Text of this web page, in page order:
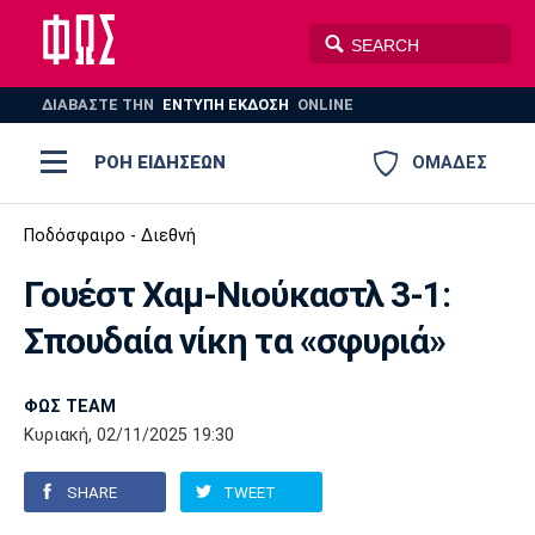
ΔΙΑΒΑΣΤΕ THN ΕΝΤΥΠΗ ΕΚΔΟΣΗ ONLINE
ΟΜΑΔΕΣ
ΡΟΗ ΕΙΔΗΣΕΩΝ
ΠΟΔΟΣΦΑΙΡΟ
ΠΟΛΟ
AUTO-MOTO
Ποδόσφαιρο
Super League 1
Super League 2
Γ Εθνική
Ελλάδα
Μπάσκετ
Ελλάδα
Εθνική
EuroLeague
Ολυμπιακοί Αγώνες
Βόλεϊ
Πόλο
Ολυμπιακός ΑΕΚ ΠΑΟΚ
Παναθηναϊκός Ατρόμητος
Ποδόσφαιρο - Διεθνή
Γουέστ Χαμ-Νιούκαστλ 3-1:
Σπουδαία νίκη τα «σφυριά»
ΦΩΣ TEAM
Κυριακή, 02/11/2025 19:30
SHARE TWEET